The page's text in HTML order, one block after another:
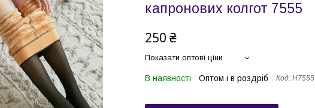
капронових колгот 7555
250 ₴
Показати оптові ціни
В наявності Оптом і в роздріб Код: Н7555